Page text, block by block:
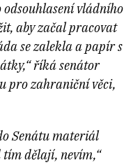
vládního
aby začal pracovat
se zalekla a papír s
říká senátor
pro zahraniční věci,
Senátu materiál
tím dělají, nevím,“